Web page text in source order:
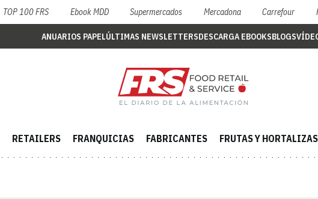
TOP 100 FRS Ebook MDD Supermercados Mercadona Carrefour
ANUARIOS PAPELÚLTIMAS NEWSLETTERSDESCARGA EBOOKSBLOGS
RETAILERS FRANQUICIAS FABRICANTES FRUTAS Y HORTALIZAS